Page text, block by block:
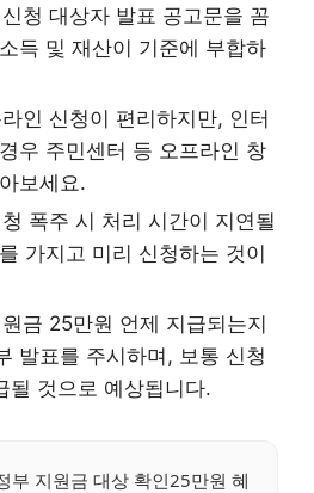
신청 대상자 발표 공고문을 꼼
득 및 재산이 기준에 부합하
인 신청이 편리하지만, 인터
우 주민센터 등 오프라인 창
보세요.
폭주 시 처리 시간이 지연될
가지고 미리 신청하는 것이
금 25만원 언제 지급되는지
발표를 주시하며, 보통 신청
될 것으로 예상됩니다.
부 지원금 대상 확인25만원 혜